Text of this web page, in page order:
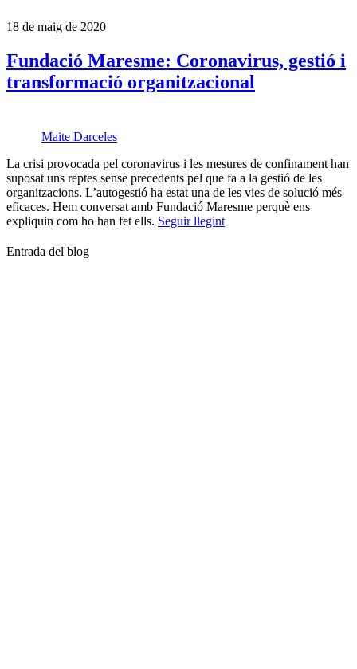
18 de maig de 2020
Fundació Maresme: Coronavirus, gestió i
transformació organitzacional
Maite Darceles
La crisi provocada pel coronavirus i les mesures de confinament han
suposat uns reptes sense precedents pel que fa a la gestió de les
organitzacions. L’autogestió ha estat una de les vies de solució més
eficaces. Hem conversat amb Fundació Maresme perquè ens
expliquin com ho han fet ells. Seguir llegint
Entrada del blog